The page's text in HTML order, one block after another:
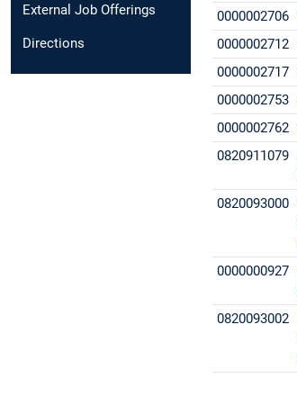
External Job Offerings
Directions
0000002706
0000002712
0000002717
0000002753
0000002762
0820911079
0820093000
0000000927
0820093002